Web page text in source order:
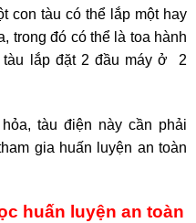
con tàu có thể lắp một hay
trong đó có thể là toa hành
tàu lắp đặt 2 đầu máy ở 2
tàu điện này cần phải
gia huấn luyện an toàn
huấn luyện an toàn